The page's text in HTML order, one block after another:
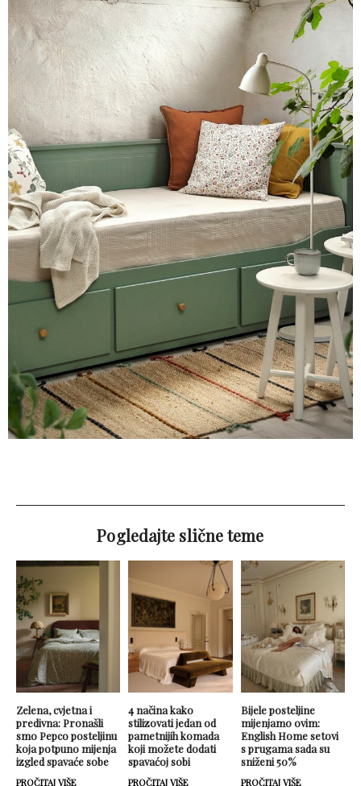
Pogledajte slične teme
Zelena, cvjetna i
predivna: Pronašli
smo Pepco posteljinu
koja potpuno mijenja
izgled spavaće sobe
PROČITAJ VIŠE
4 načina kako
stilizovati jedan od
pametnijih komada
koji možete dodati
spavaćoj sobi
PROČITAJ VIŠE
Bijele posteljine
mijenjamo ovim:
English Home setovi
s prugama sada su
sniženi 50%
PROČITAJ VIŠE